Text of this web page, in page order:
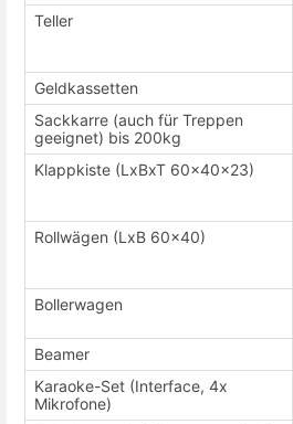
Teller
Geldkassetten
Sackkarre (auch für Treppen
geeignet) bis 200kg
Klappkiste (LxBxT 60x40x23)
Rollwägen (LxB 60x40)
Bollerwagen
Beamer
Karaoke-Set (Interface, 4x
Mikrofone)